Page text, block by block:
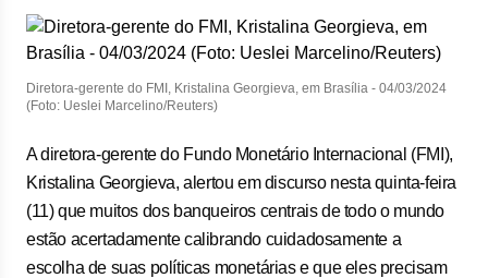
Diretora-gerente do FMI, Kristalina Georgieva, em Brasília - 04/03/2024
(Foto: Ueslei Marcelino/Reuters)
A diretora-gerente do Fundo Monetário Internacional (FMI),
Kristalina Georgieva, alertou em discurso nesta quinta-feira
(11) que muitos dos banqueiros centrais de todo o mundo
estão acertadamente calibrando cuidadosamente a
escolha de suas políticas monetárias e que eles precisam